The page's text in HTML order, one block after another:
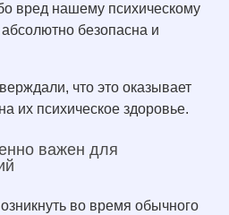
вред нашему психическому
безопасна и
что это оказывает
их психическое здоровье.
важен для
во время обычного